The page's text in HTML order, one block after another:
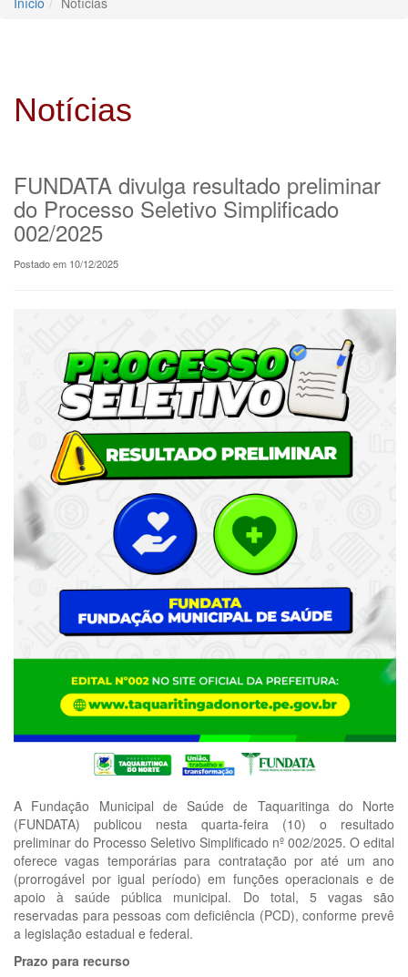
Notícias
FUNDATA divulga resultado preliminar
do Processo Seletivo Simplificado
002/2025
Postado em 10/12/2025
A Fundação Municipal de Saúde de Taquaritinga do Norte
(FUNDATA) publicou nesta quarta-feira (10) o resultado
preliminar do Processo Seletivo Simplificado nº 002/2025. O edital
oferecevagas temporáriaspara contratação por até um ano
(prorrogável por igual período) em funções operacionais e de
apoio à saúde pública municipal. Do total, 5 vagassão
reservadas para pessoas com deficiência (PCD), conforme prevê
a legislação estadual e federal.
Prazo para recurso